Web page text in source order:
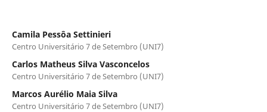
Camila Pessôa Settinieri
Centro Universitário 7 de Setembro (UNI7)
Carlos Matheus Silva Vasconcelos
Centro Universitário 7 de Setembro (UNI7)
Marcos Aurélio Maia Silva
Centro Universitário 7 de Setembro (UNI7)